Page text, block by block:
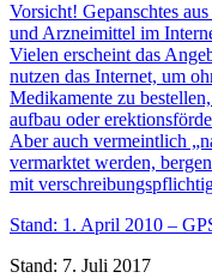
Vorsicht! Gepanschtes
und Arzneimittel im
Vielen erscheint das
nutzen das Internet, um
Medikamente zu
aufbau oder
Aber auch vermeintlich
vermarktet werden,
mit
Stand: 1. April 2010 –
Stand: 7. Juli 2017